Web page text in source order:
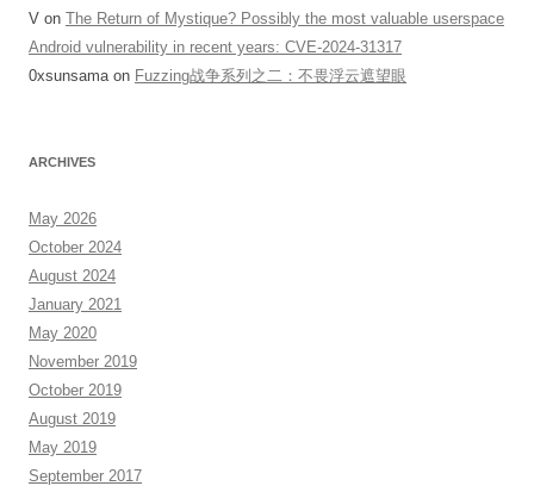
V on The Return of Mystique? Possibly the most valuable userspace
Android vulnerability in recent years: CVE-2024-31317
0xsunsamaon Fuzzing战争系列之二：不畏浮云遮望眼
ARCHIVES
May 2026
October 2024
August 2024
January 2021
May 2020
November 2019
October 2019
August 2019
May 2019
September 2017